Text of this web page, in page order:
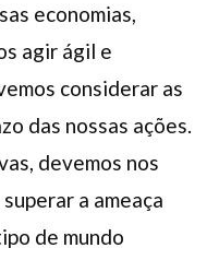
economias,
agir ágil e
considerar as
das nossas ações.
devemos nos
a ameaça
de mundo